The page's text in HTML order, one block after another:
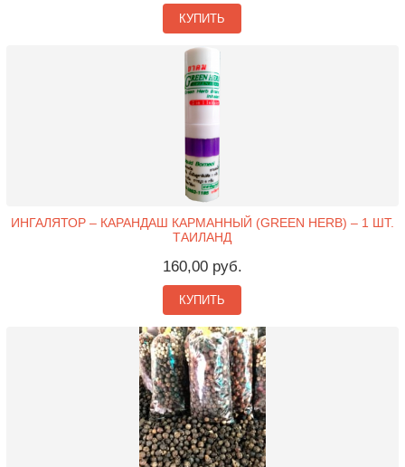
КУПИТЬ
ИНГАЛЯТОР – КАРАНДАШ КАРМАННЫЙ (GREEN HERB) – 1 ШТ.
ТАИЛАНД
160,00 руб.
КУПИТЬ